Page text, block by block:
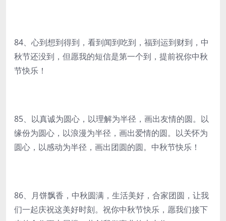
84、心到想到得到，看到闻到吃到，福到运到财到，中
秋节还没到，但愿我的短信是第一个到，提前祝你中秋
节快乐！
85、以真诚为圆心，以理解为半径，画出友情的圆。以
缘份为圆心，以浪漫为半径，画出爱情的圆。以关怀为
圆心，以感动为半径，画出团圆的圆。中秋节快乐！
86、月饼飘香，中秋圆满，生活美好，合家团圆，让我
们一起庆祝这美好时刻。祝你中秋节快乐，愿我们接下